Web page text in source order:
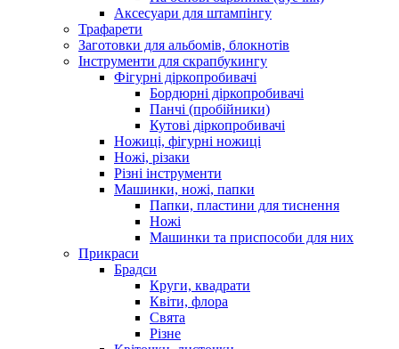
Аксесуари для штампінгу
Трафарети
Заготовки для альбомів, блокнотів
Інструменти для скрапбукингу
Фігурні діркопробивачі
Бордюрні діркопробивачі
Панчі (пробійники)
Кутові діркопробивачі
Ножиці, фігурні ножиці
Ножі, різаки
Різні інструменти
Машинки, ножі, папки
Папки, пластини для тиснення
Ножі
Машинки та приспособи для них
Прикраси
Брадси
Круги, квадрати
Квіти, флора
Свята
Різне